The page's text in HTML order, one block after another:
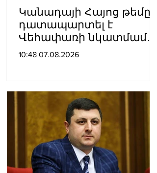
Կանադայի Հայոց թեմը
դատապարտել է
Վեհափառի նկատմամբ
քրեական հետապնդումը
10:48 07.08.2026